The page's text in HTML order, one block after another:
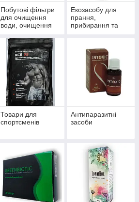
Побутові фільтри
для очищення
води, очищення
водопостачання й
опалення
Екозасобу для
прання,
прибирання та
Товари для
спортсменів
Антипаразитні
засоби